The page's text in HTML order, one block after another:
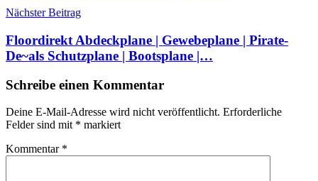
Nächster Beitrag
Floordirekt Abdeckplane | Gewebeplane | Pirate-
De~als Schutzplane | Bootsplane |…
Schreibe einen Kommentar
Deine E-Mail-Adresse wird nicht veröffentlicht. Erforderliche
Felder sind mit * markiert
Kommentar *